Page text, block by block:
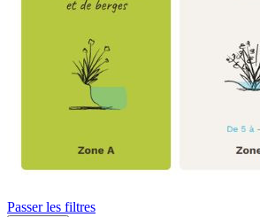
Passer les filtres